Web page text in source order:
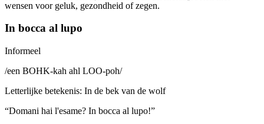
wensen voor geluk, gezondheid of zegen.
In bocca al lupo
Informeel
/een BOHK-kah ahl LOO-poh/
Letterlijke betekenis: In de bek van de wolf
“Domani hai l'esame? In bocca al lupo!”